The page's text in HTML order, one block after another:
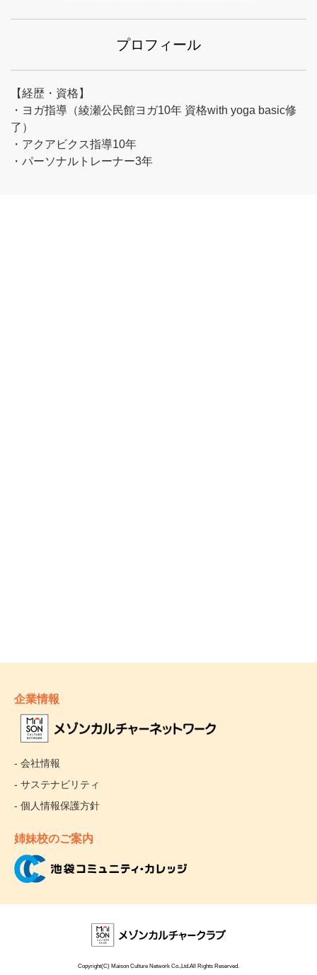
プロフィール
【経歴・資格】
・ヨガ指導（綾瀬公民館ヨガ10年 資格with yoga basic修
了）
・アクアビクス指導10年
・パーソナルトレーナー3年
企業情報
- 会社情報
- サステナビリティ
- 個人情報保護方針
姉妹校のご案内
Copyright(C) Maison Culture Network Co.,Ltd.All Rights Reserved.